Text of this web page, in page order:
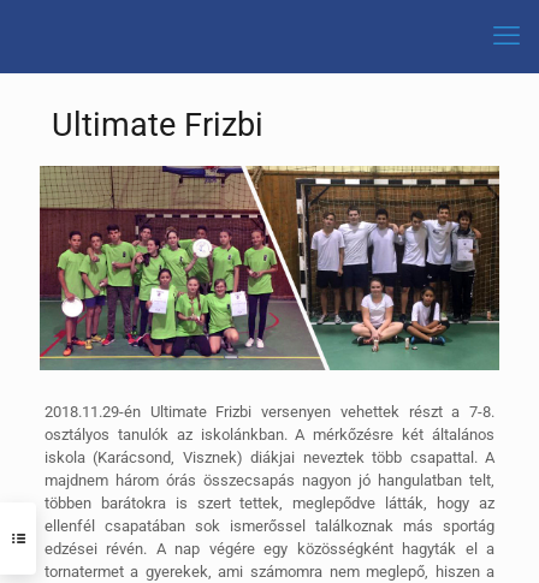
Ultimate Frizbi
2018.11.29-én Ultimate Frizbi versenyen vehettek részt a 7-8.
osztályos tanulók az iskolánkban. A mérkőzésre két általános
iskola (Karácsond, Visznek) diákjai neveztek több csapattal. A
majdnem három órás összecsapás nagyon jó hangulatban telt,
többen barátokra is szert tettek, meglepődve látták, hogy az
ellenfél csapatában sok ismerőssel találkoznak más sportág
edzései révén. A nap végére egy közösségként hagyták el a
tornatermet a gyerekek, ami számomra nem meglepő, hiszen a